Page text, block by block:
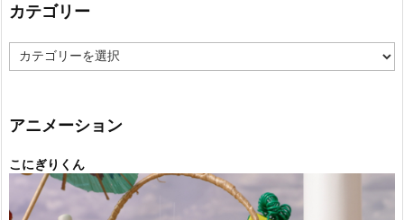
カテゴリー
テ
ー
アニメーション
こにぎりくん